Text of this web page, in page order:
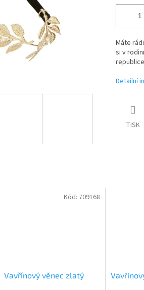
Máte
si v
Detailní
TISK
Vavřínový věnec zlatý
Kód: 709168